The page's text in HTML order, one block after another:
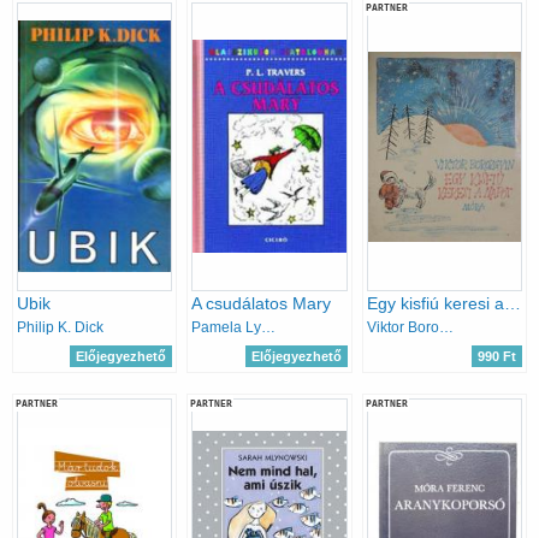
Ubik
Philip K. Dick
Előjegyezhető
A csudálatos Mary
Előjegyezhető
PARTNER
Viktor Borozgyin - GRAFIKUS Zsoldos Vera
990 Ft
PARTNER PARTNER PARTNER